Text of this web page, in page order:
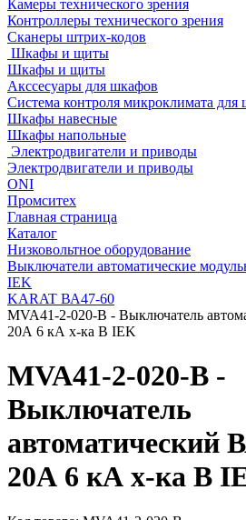
Камеры технического зрения
Контроллеры технического зрения
Сканеры штрих-кодов
Шкафы и щиты
Шкафы и щиты
Акссесуары для шкафов
Система контроля микроклимата для
Шкафы навесные
Шкафы напольные
Электродвигатели и приводы
Электродвигатели и приводы
ONI
Промситех
Главная страница
Каталог
Низковольтное оборудование
Выключатели автоматические
IEK
KARAT ВА47-60
MVA41-2-020-B - Выключатель
20А 6 кА х-ка B IEK
MVA41-2-020-B -
Выключатель
автоматический
20А 6 кА х-ка B